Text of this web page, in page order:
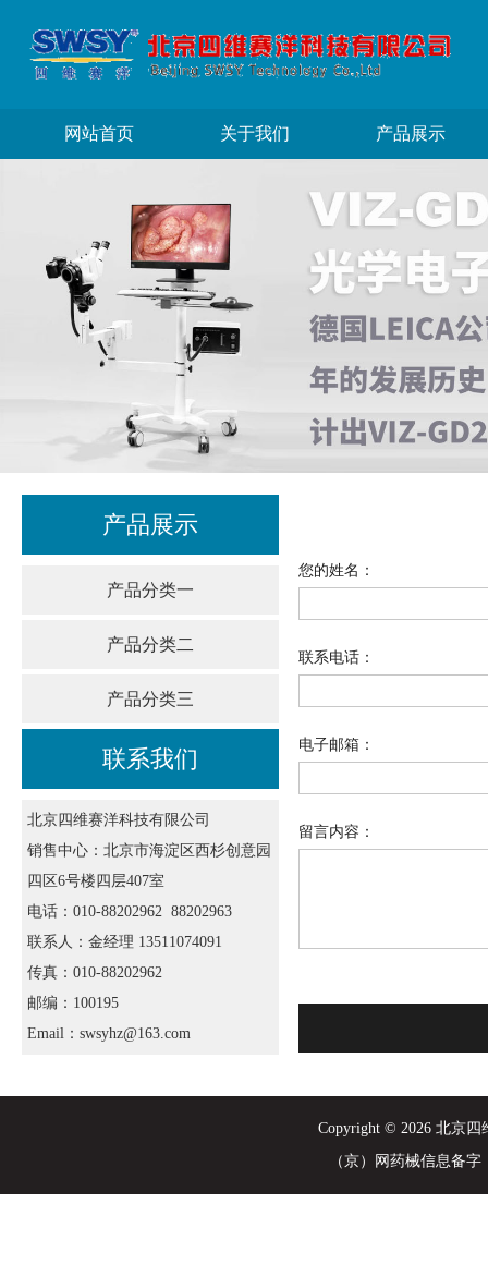
网站首页 关于我们 产品展示
产品展示
产品分类一
产品分类二
产品分类三
联系我们
北京四维赛洋科技有限公司
销售中心：北京市海淀区西杉创意园
四区6号楼四层407室
电话：010-88202962 88202963
联系人：金经理 13511074091
传真：010-88202962
邮编：100195
Email：swsyhz@163.com
您的姓名：
联系电话：
电子邮箱：
留言内容：
Copyright © 2026 北京
（京）网药械信息备